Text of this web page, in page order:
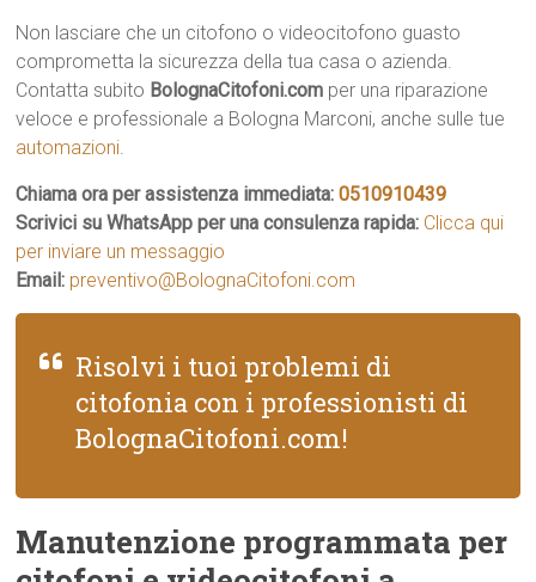
Non lasciare che un citofono o videocitofono guasto
comprometta la sicurezza della tua casa o azienda.
Contatta subito BolognaCitofoni.com per una riparazione
veloce e professionale a Bologna Marconi, anche sulle tue
automazioni.
Chiama ora per assistenza immediata:0510910439
Scrivici su WhatsApp per una consulenza rapida: Clicca qui
per inviare un messaggio
Email: preventivo@BolognaCitofoni.com
Risolvi i tuoi problemi di
citofonia con i professionisti di
BolognaCitofoni.com!
Manutenzione programmata per